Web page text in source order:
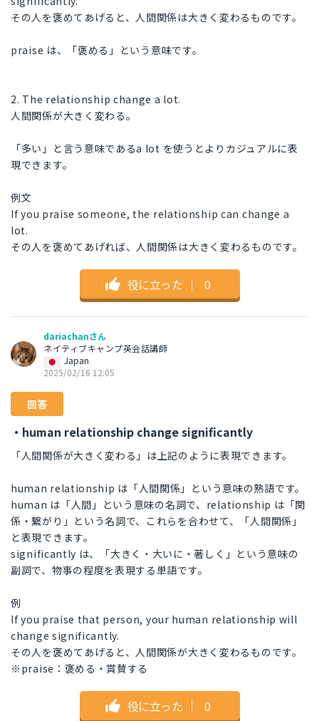
その人を褒めてあげると、人間関係は大きく変わるものです。
praise は、「褒める」という意味です。
2. The relationship change a lot.
人間関係が大きく変わる。
「多い」と言う意味であるa lot を使うとよりカジュアルに表
現できます。
例文
If you praise someone, the relationship can change a
lot.
その人を褒めてあげれば、人間関係は大きく変わるものです。
役に立った ｜ 0
dariachanさん
ネイティブキャンプ英会話講師
Japan
2025/02/16 12:05
回答
・human relationship change significantly
「人間関係が大きく変わる」は上記のように表現できます。
human relationship は「人間関係」という意味の熟語です。
human は「人間」という意味の名詞で、relationship は「関
係・繋がり」という名詞で、これらを合わせて、「人間関係」
と表現できます。
significantly は、「大きく・大いに・著しく」という意味の
副詞で、物事の程度を表現する単語です。
例
If you praise that person, your human relationship will
change significantly.
その人を褒めてあげると、人間関係が大きく変わるものです。
※praise：褒める・賞賛する
役に立った ｜ 0